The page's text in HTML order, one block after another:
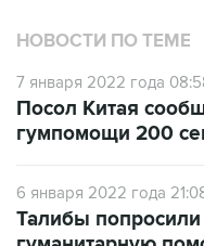
7 января 2022 года 08:58
гумпомощи 200
6 января 2022 года 21:08
гуманитарную